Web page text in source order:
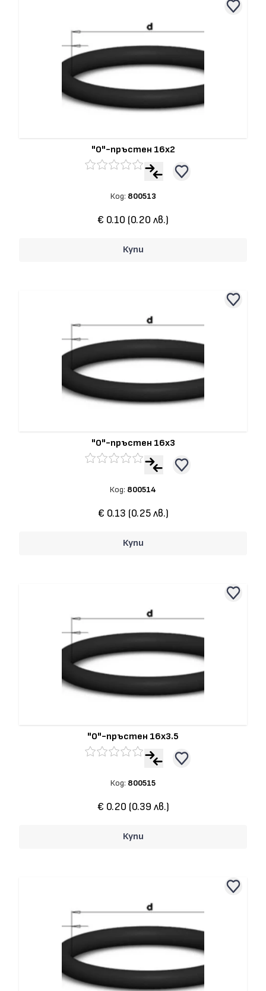
"О"-пръстен 16x2
Код: 800513
€ 0.10 (0.20 лв.)
Купи
"О"-пръстен 16x3
Код: 800514
€ 0.13 (0.25 лв.)
Купи
"О"-пръстен 16x3.5
Код: 800515
€ 0.20 (0.39 лв.)
Купи